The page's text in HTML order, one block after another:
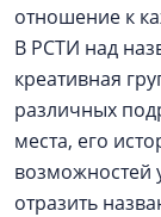
отношение к
В РСТИ над
креативная
различных
места, его
возможностей
отразить